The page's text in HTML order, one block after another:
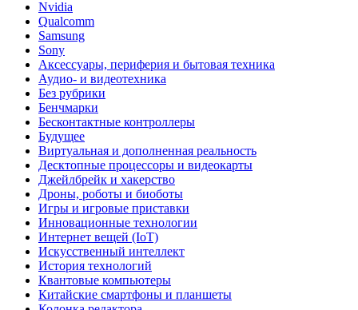
Nvidia
Qualcomm
Samsung
Sony
Аксессуары, периферия и бытовая техника
Аудио- и видеотехника
Без рубрики
Бенчмарки
Бесконтактные контроллеры
Будущее
Виртуальная и дополненная реальность
Десктопные процессоры и видеокарты
Джейлбрейк и хакерство
Дроны, роботы и биоботы
Игры и игровые приставки
Инновационные технологии
Интернет вещей (IoT)
Искусственный интеллект
История технологий
Квантовые компьютеры
Китайские смартфоны и планшеты